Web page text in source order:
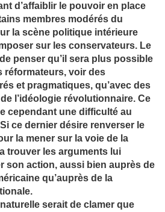
d’affaiblir le pouvoir en place
membres modérés du
la scène politique intérieure
sur les conservateurs. Le
penser qu’il sera plus possible
réformateurs, voir des
et pragmatiques, qu’avec des
l’idéologie révolutionnaire. Ce
cependant une difficulté au
ce dernier désire renverser le
la mener sur la voie de la
trouver les arguments lui
son action, aussi bien auprès de
qu’auprès de la
serait de clamer que